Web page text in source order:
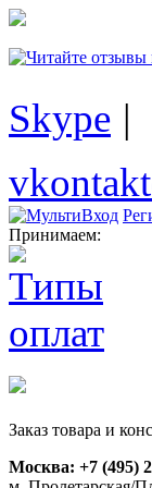
Skype |
Принимаем:
Заказ товара и
Москва: +7 (495)